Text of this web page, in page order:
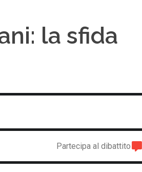
la sfida
Partecipa al dibattito